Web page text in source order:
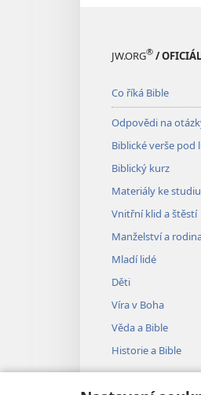
JW.ORG® /
Co říká Bible
Odpovědi na
Biblické verše pod
Biblický kurz
Materiály ke
Vnitřní klid a štěstí
Manželství a
Mladí lidé
Děti
Víra v Boha
Věda a Bible
Historie a Bible